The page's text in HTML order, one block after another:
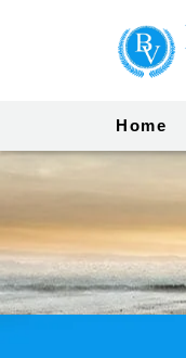
Home